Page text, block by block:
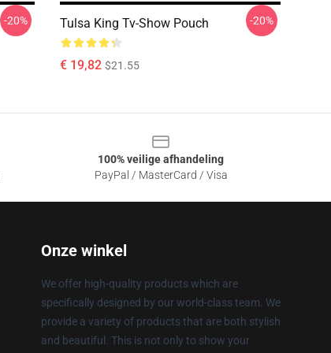
-20% Tulsa King Tv-Show Pouch
€ 19,82 $21.55
-20%
100% veilige afhandeling
PayPal / MasterCard / Visa
Onze winkel
We offer high-quality products which are
specifically designed by our world-class team. We
provide a variety of products that are both stylish
and beautiful. This is not only to show your